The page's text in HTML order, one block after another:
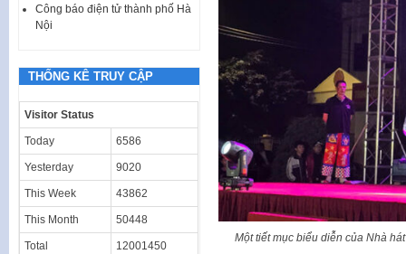
Một tiết mục biểu diễn của Nhà
Công báo điện tử thành phố Hà
Nội
THỐNG KÊ TRUY CẬP
Visitor Status
Today 6586
Yesterday 9020
This Week 43862
This Month 50448
Total 12001450